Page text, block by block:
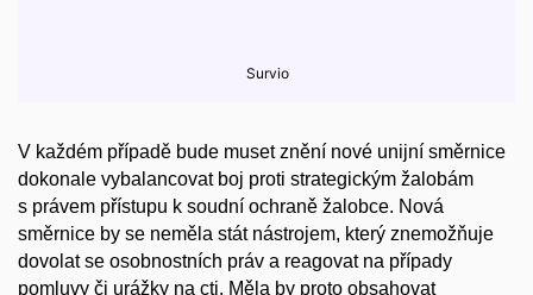
V každém případě bude muset znění nové unijní směrnice
dokonale vybalancovat boj proti strategickým žalobám
s právem přístupu k soudní ochraně žalobce. Nová
směrnice by se neměla stát nástrojem, který znemožňuje
dovolat se osobnostních práv a reagovat na případy
pomluvy či urážky na cti. Měla by proto obsahovat